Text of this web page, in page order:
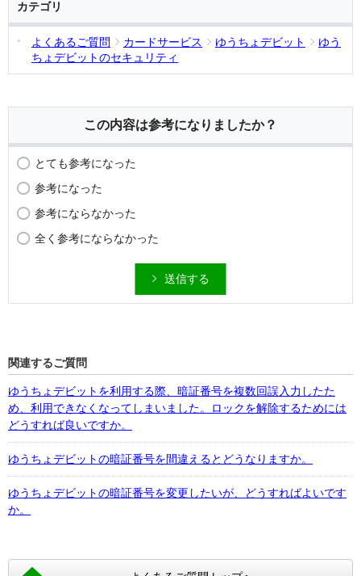
カテゴリ
よくあるご質問 カードサービス ゆうちょデビット
ゆう
ちょデビットのセキュリティ
この内容は参考になりましたか？
とても参考になった
参考になった
参考にならなかった
全く参考にならなかった
送信する
関連するご質問
ゆうちょデビットを利用する際、暗証番号を複数回誤入力したた
め、利用できなくなってしまいました。ロックを解除するためには
どうすれば良いですか。
ゆうちょデビットの暗証番号を間違えるとどうなりますか。
ゆうちょデビットの暗証番号を変更したいが、どうすればよいです
か。